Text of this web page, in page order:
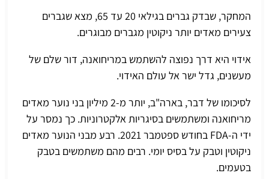
המחקר, שבדק גברים בגילאי 20 עד 65, מצא שגברים
צעירים מאדים יותר ניקוטין מגברים מבוגרים.
אידוי היא דרך נפוצה להשתמש במריחואנה, דור שלם של
מעשנים, גדל ישר אל עולם האידוי.
לסיכומו של דבר, בארה"ב, יותר מ-2 מיליון בני נוער מאדים
מריחואנה ומשתמשים בסיגריות אלקטרוניות. כך נמסר על
ידי ה-FDA בחודש ספטמבר 2021. רבע מבני הנוער מאדים
ניקוטין וטבק על בסיס יומי. רבים מהם משתמשים בטבק
בטעמים.